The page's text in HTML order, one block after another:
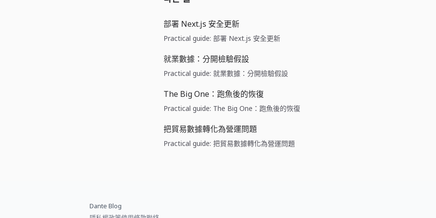
部署 Next.js 安全更新
Practical guide: 部署 Next.js 安全更新
就業數據：分開檢驗假設
Practical guide: 就業數據：分開檢驗假設
The Big One：跑魚後的恢復
Practical guide: The Big One：跑魚後的恢復
把貿易數據轉化為營運問題
Practical guide: 把貿易數據轉化為營運問題
Dante Blog